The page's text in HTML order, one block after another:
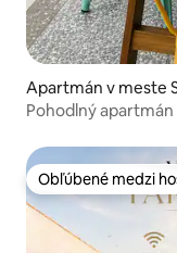
Apartmán v meste
Pohodlný
Obľúbené medzi
Obľúbené medzi